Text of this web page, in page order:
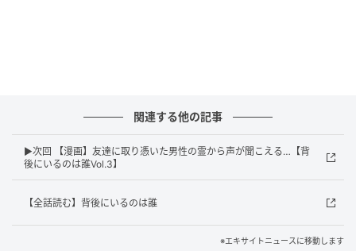
関連する他の記事
▶次回 【漫画】友達に取り憑いた男性の霊から声が聞こえる…【背
後にいるのは誰Vol.3】
【全話読む】背後にいるのは誰
※エキサイトニュースに移動します